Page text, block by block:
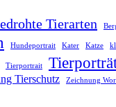
Tierarten
Hundeportrait Kater Katze
Tierportrait
Tierschutz Zeichnung